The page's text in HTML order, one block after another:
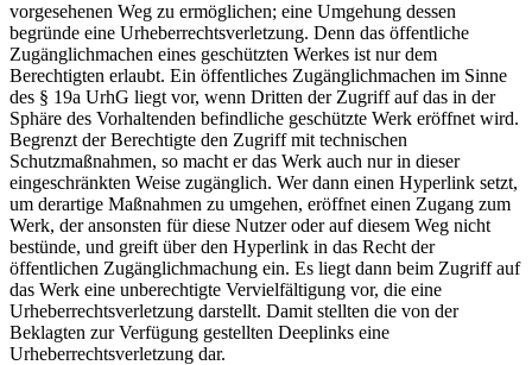
vorgesehenen Weg zu ermöglichen; eine Umgehung dessen
begründe eine Urheberrechtsverletzung. Denn das öffentliche
Zugänglichmachen eines geschützten Werkes ist nur dem
Berechtigten erlaubt. Ein öffentliches Zugänglichmachen im Sinne
des § 19a UrhG liegt vor, wenn Dritten der Zugriff auf das in der
Sphäre des Vorhaltenden befindliche geschützte Werk eröffnet wird.
Begrenzt der Berechtigte den Zugriff mit technischen
Schutzmaßnahmen, so macht er das Werk auch nur in dieser
eingeschränkten Weise zugänglich. Wer dann einen Hyperlink setzt,
um derartige Maßnahmen zu umgehen, eröffnet einen Zugang zum
Werk, der ansonsten für diese Nutzer oder auf diesem Weg nicht
bestünde, und greift über den Hyperlink in das Recht der
öffentlichen Zugänglichmachung ein. Es liegt dann beim Zugriff auf
das Werk eine unberechtigte Vervielfältigung vor, die eine
Urheberrechtsverletzung darstellt. Damit stellten die von der
Beklagten zur Verfügung gestellten Deeplinks eine
Urheberrechtsverletzung dar.